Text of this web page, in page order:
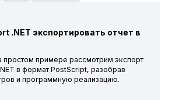
.NET экспортировать отчет в
простом примере рассмотрим экспорт
в формат PostScript, разобрав
и программную реализацию.